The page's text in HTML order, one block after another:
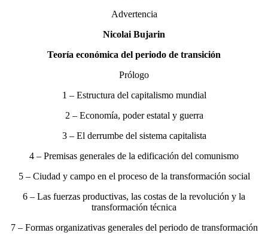
Advertencia
Nicolai Bujarin
Teoría económica del periodo de transición
Prólogo
1 – Estructura del capitalismo mundial
2 – Economía, poder estatal y guerra
3 – El derrumbe del sistema capitalista
4 – Premisas generales de la edificación del comunismo
5 – Ciudad y campo en el proceso de la transformación social
6 – Las fuerzas productivas, las costas de la revolución y la
transformación técnica
7 – Formas organizativas generales del periodo de transformación